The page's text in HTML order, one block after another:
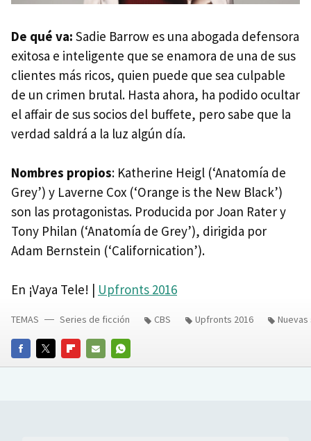
De qué va: Sadie Barrow es una abogada defensora
exitosa e inteligente que se enamora de una de sus
clientes más ricos, quien puede que sea culpable
de un crimen brutal. Hasta ahora, ha podido ocultar
el affair de sus socios del buffete, pero sabe que la
verdad saldrá a la luz algún día.
Nombres propios: Katherine Heigl (‘Anatomía de
Grey’) y Laverne Cox (‘Orange is the New Black’)
son las protagonistas. Producida por Joan Rater y
Tony Philan (‘Anatomía de Grey’), dirigida por
Adam Bernstein (‘Californication’).
En ¡Vaya Tele! | Upfronts 2016
FACEBOOKTWITTERFLIPBOARD
E-
WHATSAPP
TEMAS Series de ficción CBS Upfronts 2016